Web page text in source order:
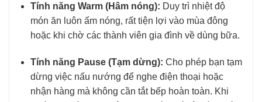
Tính năng Warm (Hâm nóng): Duy trì nhiệt độ
món ăn luôn ấm nóng, rất tiện lợi vào mùa đông
hoặc khi chờ các thành viên gia đình về dùng bữa.
Tính năng Pause (Tạm dừng): Cho phép bạn tạm
dừng việc nấu nướng để nghe điện thoại hoặc
nhận hàng mà không cần tắt bếp hoàn toàn. Khi